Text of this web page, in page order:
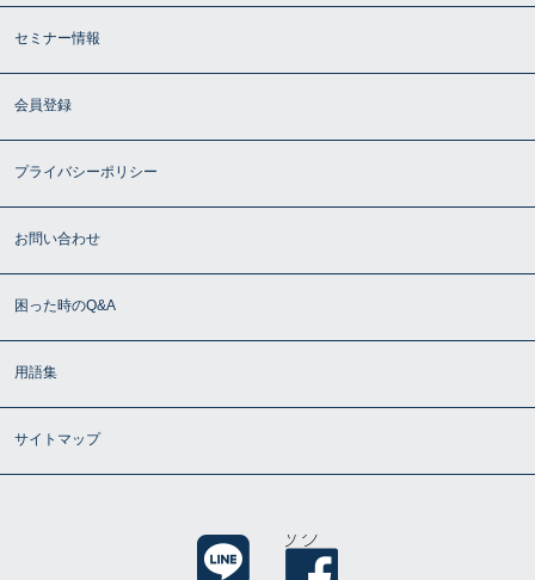
セミナー情報
会員登録
プライバシーポリシー
お問い合わせ
困った時のQ&A
用語集
サイトマップ